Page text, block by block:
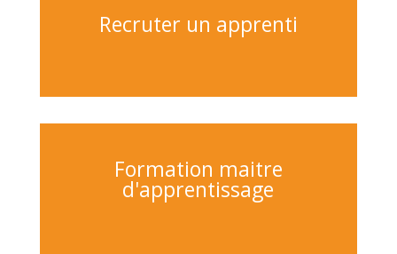
Recruter un apprenti
Formation maitre
d'apprentissage